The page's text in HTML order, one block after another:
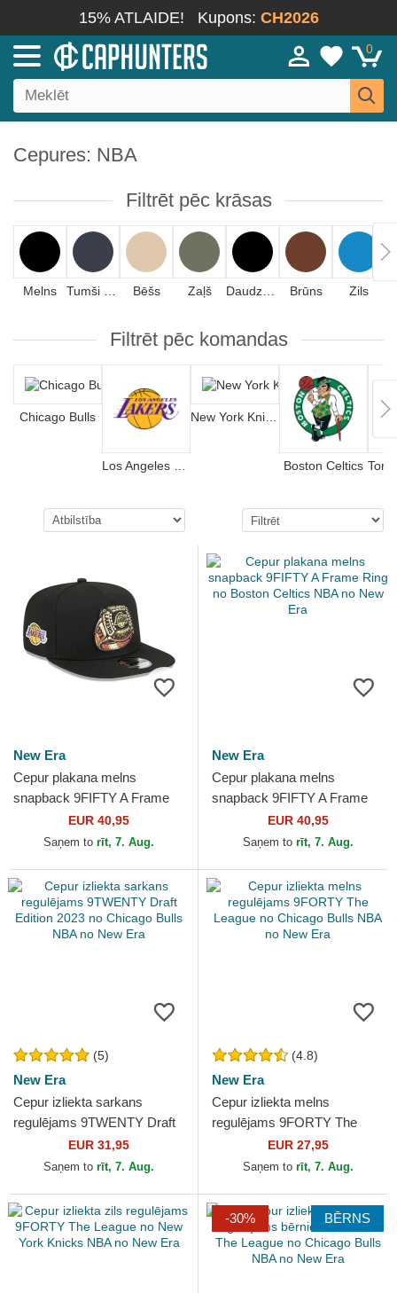
15% ATLAIDE! Kupons: CH2026
0
Cepures: NBA
Filtrēt pēc krāsas
Melns Bēšs Zaļš Brūns Zils
Filtrēt pēc komandas
Chicago Bulls New York Knicks
Boston Celtics
New Era
Cepur plakana melns
snapback 9FIFTY A Frame
Ring no Los Angeles Lakers
NBA no New Era
EUR 40,95
Saņem to rīt, 7. Aug.
New Era
Cepur plakana melns
snapback 9FIFTY A Frame
Ring no Boston Celtics NBA
no New Era
EUR 40,95
Saņem to rīt, 7. Aug.
(5)
New Era
Cepur izliekta sarkans
regulējams 9TWENTY Draft
Edition 2023 no Chicago
Bulls NBA no New Era
EUR 31,95
Saņem to rīt, 7. Aug.
(4.8)
New Era
Cepur izliekta melns
regulējams 9FORTY The
League no Chicago Bulls
NBA no New Era
EUR 27,95
Saņem to rīt, 7. Aug.
-30% BĒRNS